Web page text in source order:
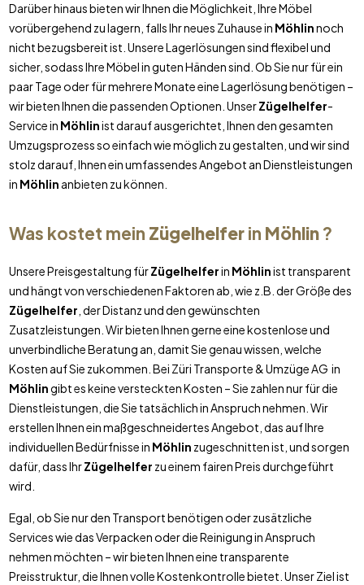
Darüber hinaus bieten wir Ihnen die Möglichkeit, Ihre Möbel
vorübergehend zu lagern, falls Ihr neues Zuhause in Möhlinnoch
nicht bezugsbereit ist. Unsere Lagerlösungen sind flexibel und
sicher, sodass Ihre Möbel in guten Händen sind. Ob Sie nur für ein
paar Tage oder für mehrere Monate eine Lagerlösung benötigen –
wir bieten Ihnen die passenden Optionen. UnserZügelhelfer-
Service in Möhlinist darauf ausgerichtet, Ihnen den gesamten
Umzugsprozess so einfach wie möglich zu gestalten, und wir sind
stolz darauf, Ihnen ein umfassendes Angebot an Dienstleistungen
in Möhlin anbieten zu können.
Was kostet mein Zügelhelferin Möhlin?
Unsere Preisgestaltung fürZügelhelferin Möhlinist transparent
und hängt von verschiedenen Faktoren ab, wie z.B. der Größe des
Zügelhelfer , der Distanz und den gewünschten
Zusatzleistungen. Wir bieten Ihnen gerne eine kostenlose und
unverbindliche Beratung an, damit Sie genau wissen, welche
Kosten auf Sie zukommen. Bei Züri Transporte & Umzüge AG in
Möhlingibt es keine versteckten Kosten – Sie zahlen nur für die
Dienstleistungen, die Sie tatsächlich in Anspruch nehmen. Wir
erstellen Ihnen ein maßgeschneidertes Angebot, das auf Ihre
individuellen Bedürfnisse in Möhlin zugeschnitten ist, und sorgen
dafür, dass IhrZügelhelfer zu einem fairen Preis durchgeführt
wird.
Egal, ob Sie nur den Transport benötigen oder zusätzliche
Services wie das Verpacken oder die Reinigung in Anspruch
nehmen möchten – wir bieten Ihnen eine transparente
Preisstruktur, die Ihnen volle Kostenkontrolle bietet. Unser Ziel ist